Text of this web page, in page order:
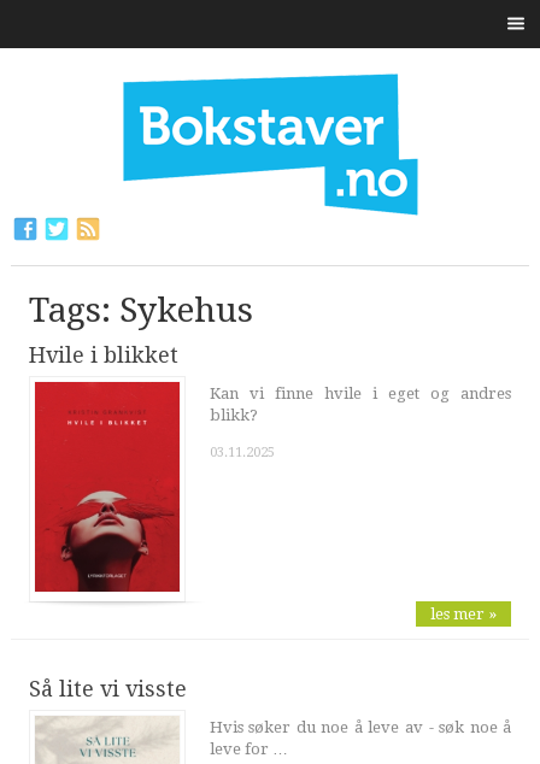
Tags: Sykehus
Hvile i blikket
Kan vi finne hvile i eget og andres
blikk?
03.11.2025
les mer »
Så lite vi visste
Hvis søker du noe å leve av - søk noe å
leve for …